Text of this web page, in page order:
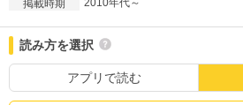
掲載時期
読み方を選択
アプリで読む